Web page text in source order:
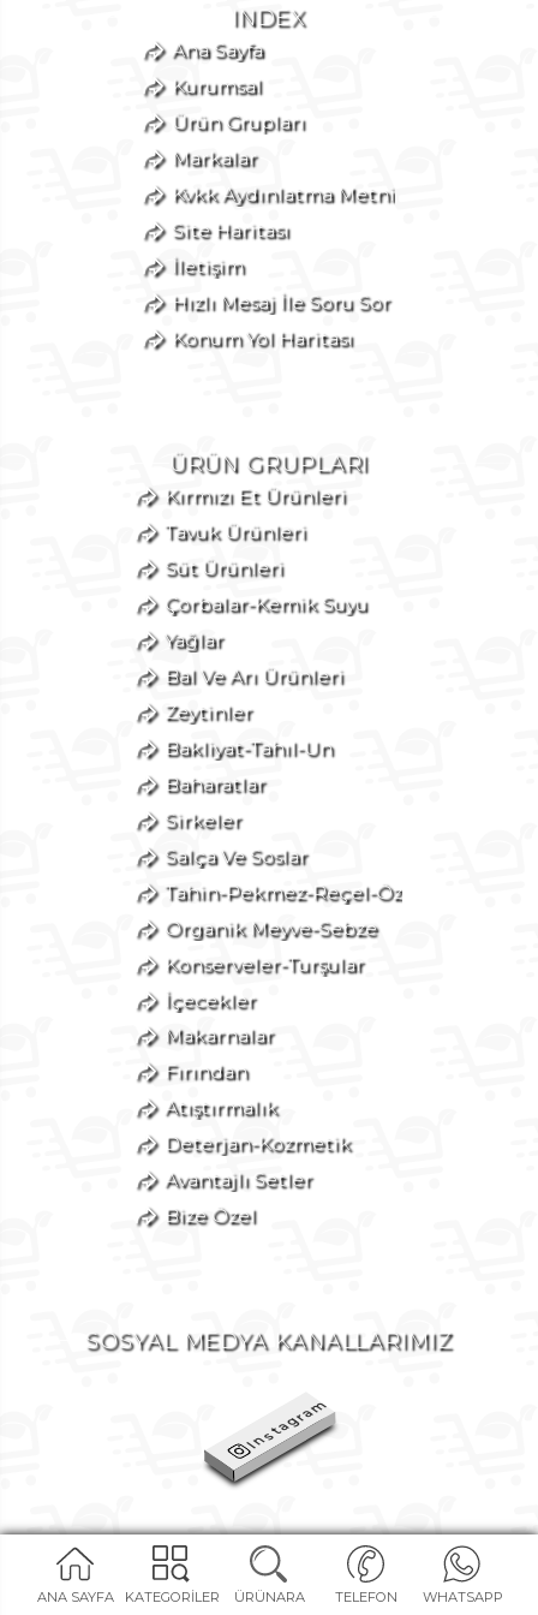
ANA SAYFA KATEGORİLER ÜRÜNARA TELEFON WHATSAPP
INDEX
Ana Sayfa
Kurumsal
Ürün Grupları
Markalar
Kvkk Aydınlatma Metni
Site Haritası
İletişim
Hızlı Mesaj İle Soru Sor
Konum Yol Haritası
ÜRÜN GRUPLARI
Kırmızı Et Ürünleri
Tavuk Ürünleri
Süt Ürünleri
Çorbalar-Kemik Suyu
Yağlar
Bal Ve Arı Ürünleri
Zeytinler
Bakliyat-Tahıl-Un
Baharatlar
Sirkeler
Salça Ve Soslar
Tahin-Pekmez-Reçel-Öz
Organik Meyve-Sebze
Konserveler-Turşular
İçecekler
Makarnalar
Fırından
Atıştırmalık
Deterjan-Kozmetik
Avantajlı Setler
Bize Özel
SOSYAL MEDYA KANALLARIMIZ
Instagram
SİZİ ARAYALIM